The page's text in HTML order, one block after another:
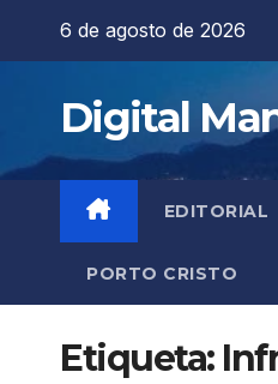
6 de agosto de 2026
Digital
EDITORIAL
PORTO CRISTO
Etiqueta: